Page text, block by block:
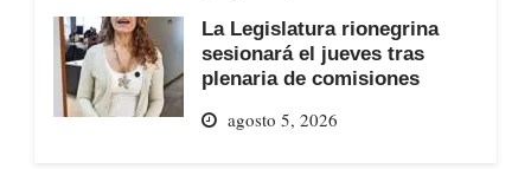
La Legislatura rionegrina
sesionará el jueves tras
plenaria de comisiones
agosto 5, 2026